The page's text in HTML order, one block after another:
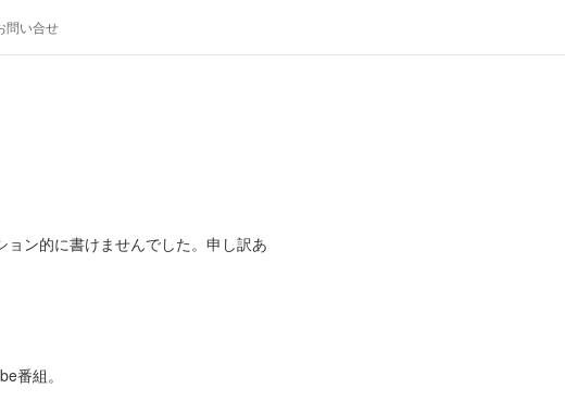
問い合せ
ン的に書けませんでした。申し訳あ
番組。